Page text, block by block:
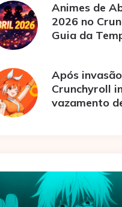
Animes de
2026 no
Guia da
Após
Crunchyroll
vazamento